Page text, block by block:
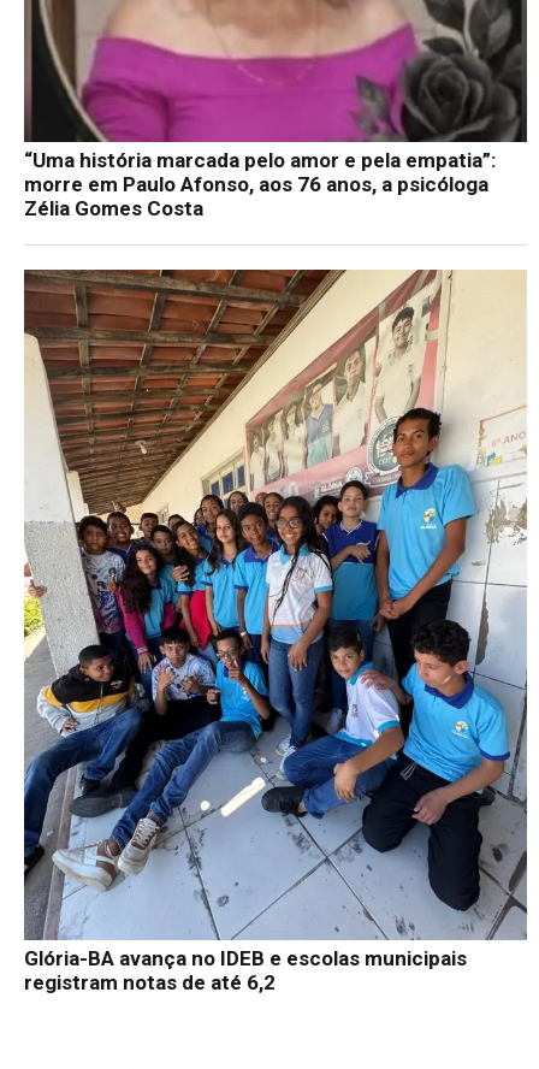
“Uma história marcada pelo amor e pela empatia”:
morre em Paulo Afonso, aos 76 anos, a psicóloga
Zélia Gomes Costa
Glória-BA avança no IDEB e escolas municipais
registram notas de até 6,2